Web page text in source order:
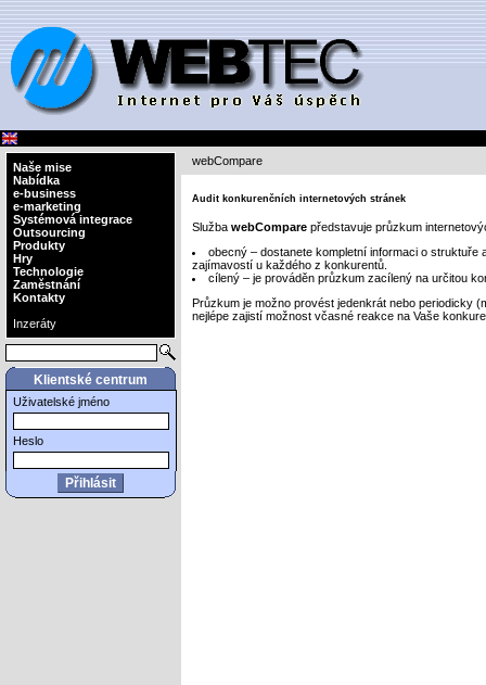
Naše mise
Nabídka
e-business
e-marketing
Systémová integrace
Outsourcing
Produkty
Hry
Technologie
Zaměstnání
Kontakty
Inzeráty
Klientské centrum
Uživatelské jméno
Heslo
webCompare
Audit konkurenčních internetových stránek
Služba webCompare představuje průzkum
obecný – dostanete kompletní informaci o
zajímavostí u každého z konkurentů.
cílený – je prováděn průzkum zacílený na určitou
Průzkum je možno provést jedenkrát nebo periodicky
nejlépe zajistí možnost včasné reakce na Vaše